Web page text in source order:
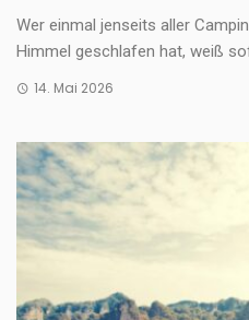
Wer einmal jenseits aller
Himmel geschlafen hat, weiß
14. Mai 2026